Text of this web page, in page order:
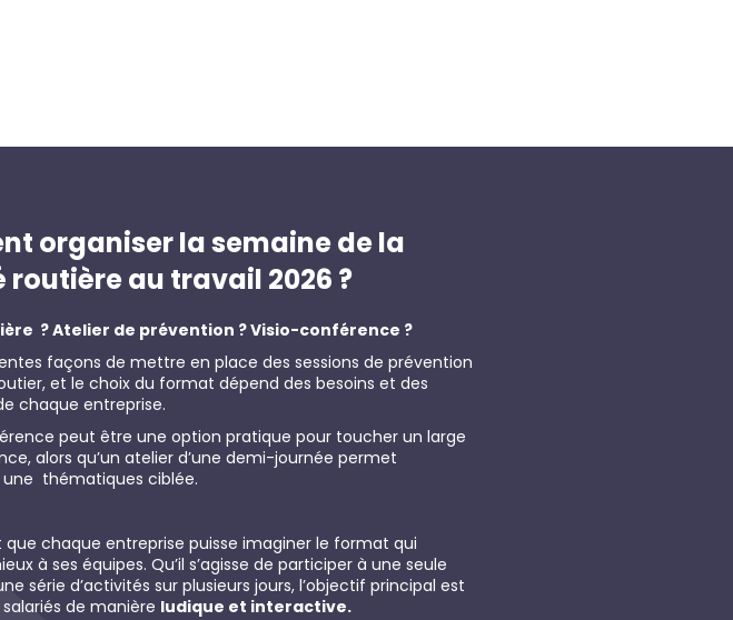
organiser la semaine de la
routière au travail 2026 ?
? Atelier de prévention ? Visio-conférence ?
façons de mettre en place des sessions de prévention
et le choix du format dépend des besoins et des
chaque entreprise.
peut être une option pratique pour toucher un large
alors qu’un atelier d’une demi-journée permet
une thématiques ciblée.
que chaque entreprise puisse imaginer le format qui
à ses équipes. Qu’il s’agisse de participer à une seule
série d’activités sur plusieurs jours, l’objectif principal est
salariés de manière ludique et interactive.